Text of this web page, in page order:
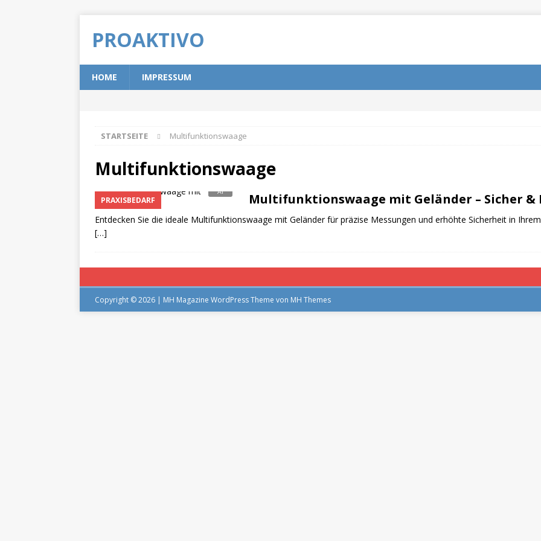
PROAKTIVO
HOME IMPRESSUM
STARTSEITE Multifunktionswaage
Multifunktionswaage
PRAXISBEDARF Multifunktionswaage mit Geländer – Sicher &
Entdecken Sie die ideale Multifunktionswaage mit Geländer für präzise Messungen und erhöhte Sicherheit in
[…]
Copyright © 2026 | MH Magazine WordPress Theme von MH Themes